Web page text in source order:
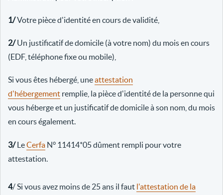
1/Votre pièce d'identité en cours de validité,
2/Un justificatif de domicile (à votre nom) du mois en cours
(EDF, téléphone fixe ou mobile),
Si vous êtes hébergé, uneattestation
d'hébergement remplie, la pièce d'identité de la personne qui
vous héberge et un justificatif de domicile à son nom, du mois
en cours également.
3/LeCerfa N° 11414*05 dûment rempli pour votre
attestation.
4/ Si vous avez moins de 25 ans il faut l'attestation de la